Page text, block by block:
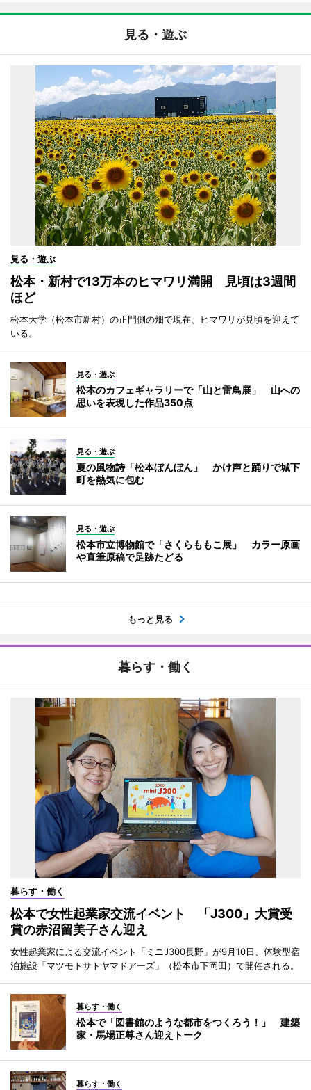
見る・遊ぶ
見る・遊ぶ
松本・新村で13万本のヒマワリ満開 見頃は3週間
ほど
松本大学（松本市新村）の正門側の畑で現在、ヒマワリが見頃を迎えて
いる。
見る・遊ぶ
松本のカフェギャラリーで「山と雷鳥展」 山への
思いを表現した作品350点
見る・遊ぶ
夏の風物詩「松本ぼんぼん」 かけ声と踊りで城下
町を熱気に包む
見る・遊ぶ
松本市立博物館で「さくらももこ展」 カラー原画
や直筆原稿で足跡たどる
もっと見る
暮らす・働く
暮らす・働く
松本で女性起業家交流イベント 「J300」大賞受
賞の赤沼留美子さん迎え
女性起業家による交流イベント「ミニJ300長野」が9月10日、体験型宿
泊施設「マツモトサトヤマドアーズ」（松本市下岡田）で開催される。
暮らす・働く
松本で「図書館のような都市をつくろう！」 建築
家・馬場正尊さん迎えトーク
暮らす・働く